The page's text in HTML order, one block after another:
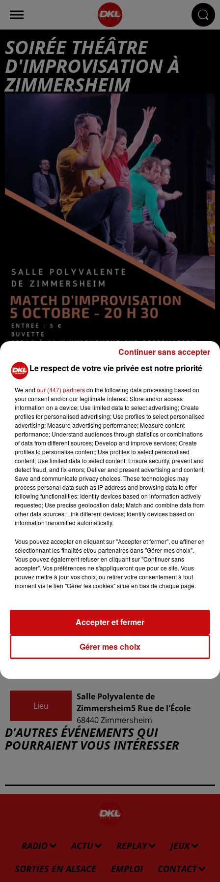
SOIRÉE THÉÂTRE
D'IMPROVISATION À
ZIMMERSHEIM
L'ACL Zimmersheim organise une soirée théâtre
d'improvisation.
Restauration possible à 19h sur réservation.
Ajouter à votre calendrier
Date
du5 octobre 2024 à 20h30
au5 octobre 2024 à 22h30
Payant
ACL Zimmersheim
www.aclzimm.fr
Lieu
Salle Polyvalente de
Zimmersheim5 Rue de l'École
68440Zimmersheim
D'AUTRES ÉVÉNEMENTS QUI
POURRAIENT VOUS INTÉRESSER
RADIO ACTU REPLAY
JEUX
SORTIES EN ALSACE
EMPLOI CONTACT
Le respect de votre vie privée est notre priorité
We and our (447) partnersdo the following data processing based on
your consent and/or our legitimate interest: Store and/or access
information on a device; Use limited data to select advertising; Create
profiles for personalised advertising; Use profiles to select personalised
advertising; Measure advertising performance; Measure content
performance; Understand audiences through statistics or combinations
of data from different sources; Develop and improve services; Create
profiles to personalise content; Use profiles to select personalised
content; Use limited data to select content; Ensure security, prevent and
detect fraud, and fix errors; Deliver and present advertising and content;
Save and communicate privacy choices. These technologies may
process personal data such as IP address and browsing data to offer
following functionalities: Identify devices based on information actively
requested; Use precise geolocation data; Match and combine data from
other data sources; Link different devices; Identify devices based on
information transmitted automatically.
Vous pouvez accepter en cliquant sur "Accepter et fermer", ou affiner en
sélectionnant les finalités et/ou partenaires dans "Gérer mes choix".
Vous pouvez également refuser en cliquant sur "Continuer sans
accepter". Vos préférences ne s'appliqueront que pour ce site. Vous
pouvez mettre à jour vos choix, ou retirer votre consentement à tout
moment via le lien "Gérer les cookies" situé en bas de chaque page.
Gérer mes choix
Accepter et fermer
Continuer sans accepter